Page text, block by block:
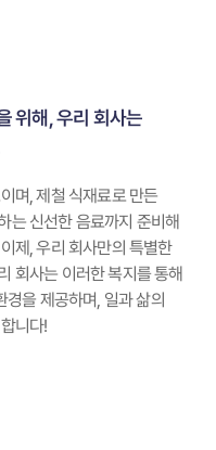
위해, 우리 회사는
며, 제철 식재료로 만든
는 신선한 음료까지 준비해
이제, 우리 회사만의 특별한
회사는 이러한 복지를 통해
을 제공하며, 일과 삶의
니다!